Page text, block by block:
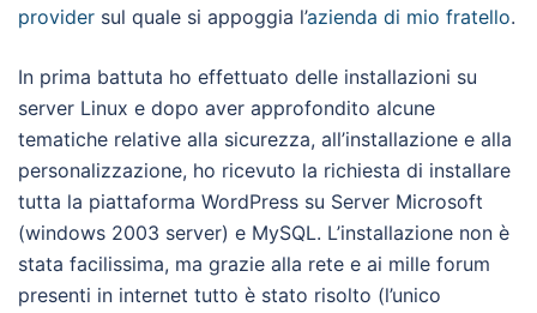
provider sul quale si appoggia l’azienda di mio fratello.
In prima battuta ho effettuato delle installazioni su
server Linux e dopo aver approfondito alcune
tematiche relative alla sicurezza, all’installazione e alla
personalizzazione, ho ricevuto la richiesta di installare
tutta la piattaforma WordPress su Server Microsoft
(windows 2003 server) e MySQL. L’installazione non è
stata facilissima, ma grazie alla rete e ai mille forum
presenti in internet tutto è stato risolto (l’unico